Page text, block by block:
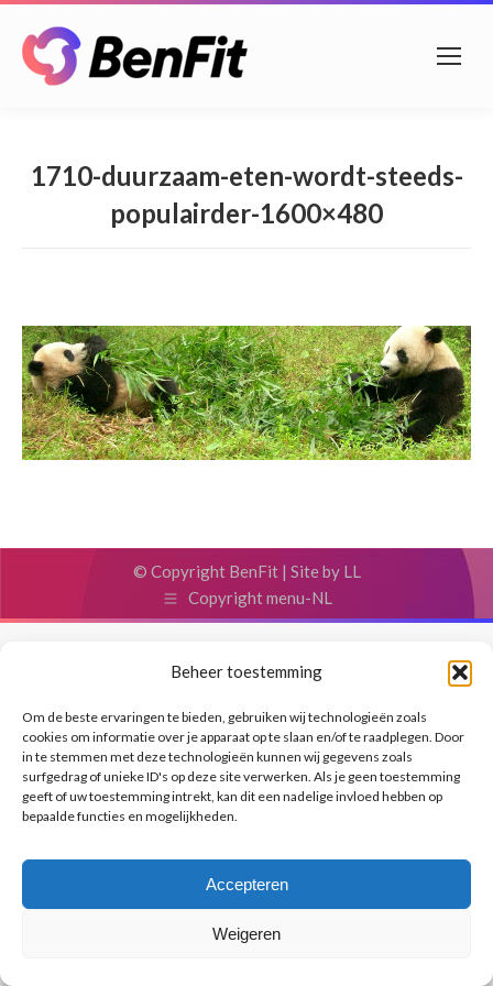
Beheer toestemming
Om de beste ervaringen te bieden, gebruiken wij technologieën zoals
cookies om informatie over je apparaat op te slaan en/of te raadplegen. Door
in te stemmen met deze technologieën kunnen wij gegevens zoals
surfgedrag of unieke ID's op deze site verwerken. Als je geen toestemming
geeft of uw toestemming intrekt, kan dit een nadelige invloed hebben op
bepaalde functies en mogelijkheden.
Accepteren
Weigeren
1710-duurzaam-eten-wordt-steeds-
populairder-1600×480
© Copyright BenFit | Site by LL
Copyright menu-NL